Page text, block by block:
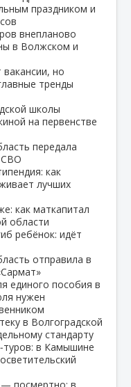
праздником и
внепланово
в Волжском и
но
тренды
школы
на первенстве
передала
СВО
как
лучших
как маткапитал
области
ребёнок: идёт
отправила в
единого пособия в
нужен
в Волгоградской
стандарту
в Камышине